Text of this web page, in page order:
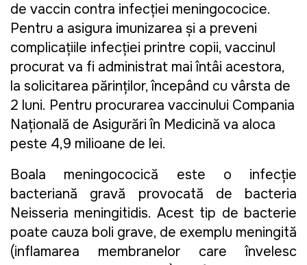
de vaccin contra infecției meningococice.
Pentru a asigura imunizarea și a preveni
complicațiile infecției printre copii, vaccinul
procurat va fi administrat mai întâi acestora,
la solicitarea părinților, începând cu vârsta de
2 luni. Pentru procurarea vaccinului Compania
Națională de Asigurări în Medicină va aloca
peste 4,9 milioane de lei.
Boala meningococică este o infecție
bacteriană gravă provocată de bacteria
Neisseria meningitidis. Acest tip de bacterie
poate cauza boli grave, de exemplu meningită
(inflamarea membranelor care învelesc